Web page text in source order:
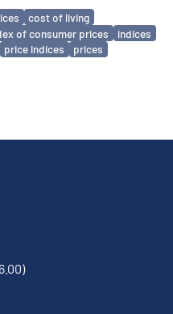
cost of living
of consumer prices
indices
price indices prices